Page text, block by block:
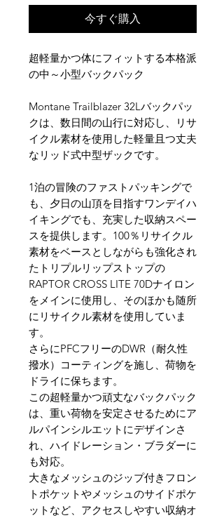
今すぐ購入
超軽量かつ体にフィットする本格派
の中～小型バックパック
Montane Trailblazer 32Lバックパッ
クは、数日間の山行に対応し、リサ
イクル素材を使用した軽量且つ丈夫
なリッド式中型ザックです。
1泊の冒険のファストパッキングで
も、夕日の山頂を目指すワンデイハ
イキングでも、充実した収納スペー
スを提供します。100％リサイクル
素材をベースとしながらも強化され
たトリプルリップストップの
RAPTOR CROSS LITE 70Dナイロン
をメインに使用し、そのほかも随所
にリサイクル素材を使用していま
す。
さらにPFCフリーのDWR（耐久性
撥水）コーティングを施し、荷物を
ドライに保ちます。
この超軽量かつ頑丈なバックパック
は、重い荷物を安定させるためにア
ルパインシルエットにデザインさ
れ、ハイドレーション・ブラダーに
も対応。
大きなメッシュのジップ付きフロン
トポケットやメッシュのサイドポケ
ットなど、アクセスしやすい収納オ